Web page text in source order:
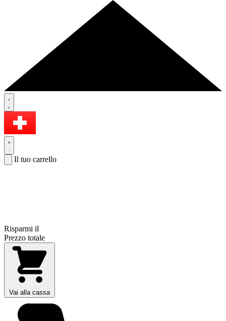
Il tuo carrello
Risparmi il
Prezzo totale
Vai alla cassa